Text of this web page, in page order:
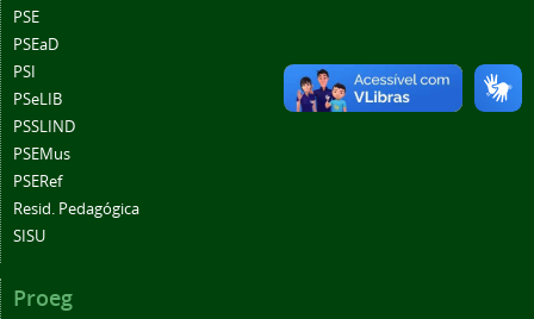
PSE
PSEaD
PSI
PSeLIB
PSSLIND
PSEMus
PSERef
Resid. Pedagógica
SISU
Proeg